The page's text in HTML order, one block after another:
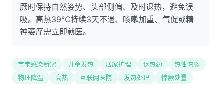
厥时保持自然姿势、头部侧偏、及时退热，避免误
吸。高热39℃持续3天不退、咳嗽加重、气促或精
神萎靡需立即就医。
宝宝感染新冠 儿童发热 居家护理 退热药
热性惊厥
物理降温
高热 互联网医院 发热处理 惊厥处置